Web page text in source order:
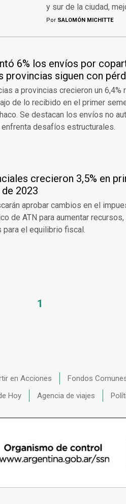
y sur de la ciudad,
Por SALOMÓN MICHITTE
6% los envíos por
provincias siguen con
a provincias crecieron un 6,4%
de lo recibido en el primer
Se destacan los envíos no
desafíos estructurales.
crecieron 3,5% en
2023
aprobar cambios en el
de ATN para aumentar
el equilibrio fiscal.
1
en Acciones Fondos
Hoy Agencia de viajes